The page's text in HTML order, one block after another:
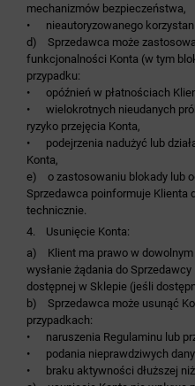
mechanizmów bezpieczeństwa,
• nieautoryzowanego
d) Sprzedawca może
funkcjonalności Konta (w tym
przypadku:
• opóźnień w płatnościach
• wielokrotnych nieudanych
ryzyko przejęcia Konta,
• podejrzenia nadużyć lub
Konta,
e) o zastosowaniu blokady lub
Sprzedawca poinformuje Klienta
technicznie.
4. Usunięcie Konta:
a) Klient ma prawo w dowolnym
wysłanie żądania do
dostępnej w Sklepie (jeśli
b) Sprzedawca może usunąć
przypadkach:
• naruszenia Regulaminu lub
• podania nieprawdziwych
• braku aktywności dłuższej